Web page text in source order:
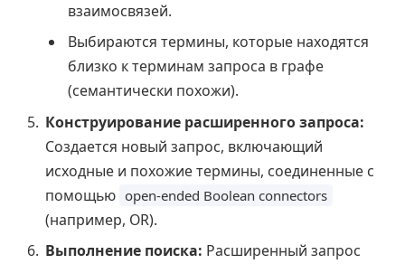
взаимосвязей.
Выбираются термины, которые находятся
близко к терминам запроса в графе
(семантически похожи).
Конструирование расширенного запроса:
Создается новый запрос, включающий
исходные и похожие термины, соединенные с
помощью open-ended Boolean connectors
(например, OR).
Выполнение поиска: Расширенный запрос